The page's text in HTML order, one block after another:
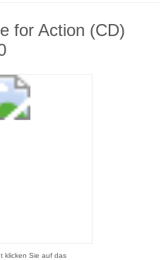
for Action (CD)
klicken Sie auf das